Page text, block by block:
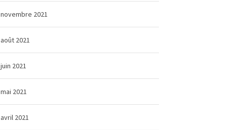
novembre 2021
août 2021
juin 2021
mai 2021
avril 2021